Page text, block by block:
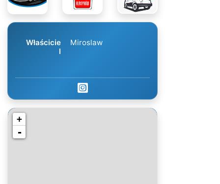
Właścicie
l
Miroslaw
+
-